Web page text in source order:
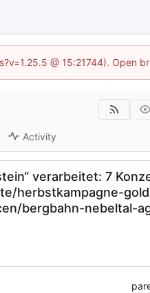
@ 15:21744). Open
Activity
verarbeitet: 7
herbstkampagne-
bergbahn-nebeltal-